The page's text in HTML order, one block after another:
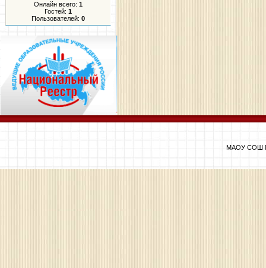
Онлайн всего: 1
Гостей: 1
Пользователей: 0
МАОУ СОШ